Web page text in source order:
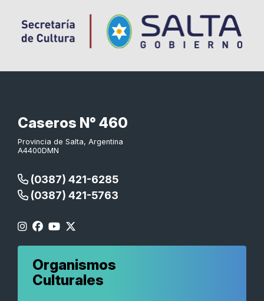
Caseros N° 460
Provincia de Salta, Argentina
A4400DMN
(0387) 421-6285
(0387) 421-5763
Organismos
Culturales